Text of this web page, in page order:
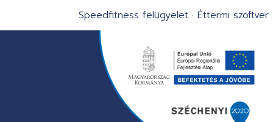
Speedfitness felügyelet ·Éttermi szoftver